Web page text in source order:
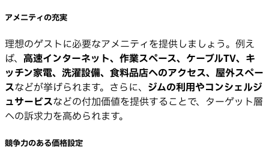
アメニティの充実
理想のゲストに必要なアメニティを提供しましょう。例え
ば、 高速インターネット、作業スペース、ケーブルTV、キ
ッチン家電、洗濯設備、食料品店へのアクセス、屋外スペー
スなどが挙げられます。さらに、 ジムの利用やコンシェルジ
ュサービスなどの付加価値を提供することで、ターゲット層
への訴求力を高められます。
競争力のある価格設定